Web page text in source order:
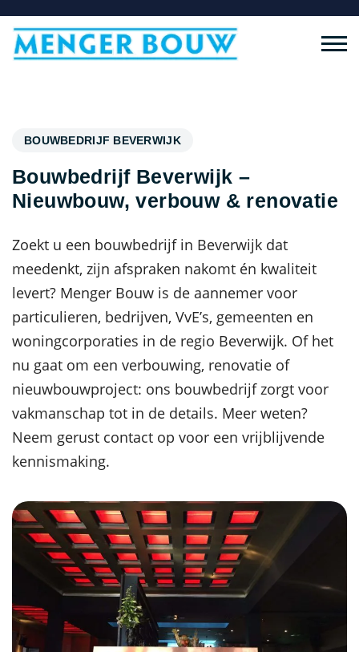
BOUWBEDRIJF BEVERWIJK
Bouwbedrijf Beverwijk –
Nieuwbouw, verbouw & renovatie
Zoekt u een bouwbedrijf in Beverwijk dat
meedenkt, zijn afspraken nakomt én kwaliteit
levert? Menger Bouw is de aannemer voor
particulieren, bedrijven, VvE’s, gemeenten en
woningcorporaties in de regio Beverwijk. Of het
nu gaat om een verbouwing, renovatie of
nieuwbouwproject: ons bouwbedrijf zorgt voor
vakmanschap tot in de details. Meer weten?
Neem gerust contact op voor een vrijblijvende
kennismaking.